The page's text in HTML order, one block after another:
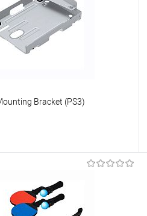
Bracket (PS3)
Сравнение